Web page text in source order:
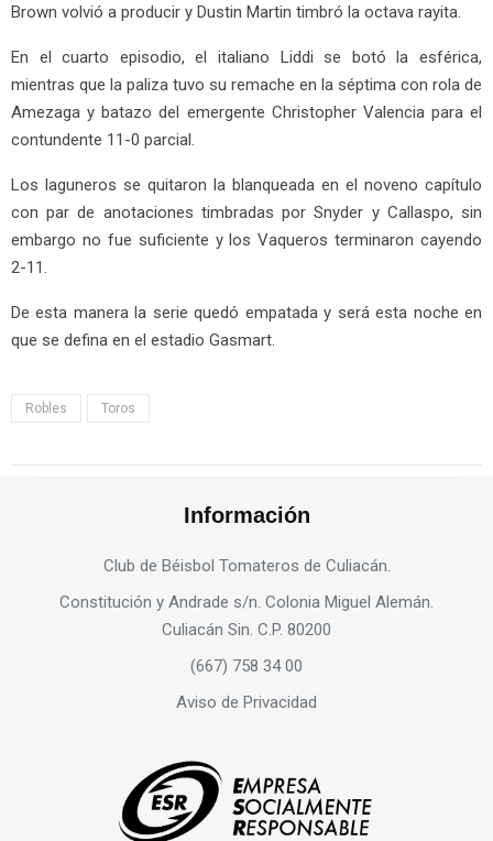
Brown volvió a producir y Dustin Martin timbró la octava rayita.
En el cuarto episodio, el italiano Liddi se botó la esférica,
mientras que la paliza tuvo su remache en la séptima con rola de
Amezaga y batazo del emergente Christopher Valencia para el
contundente 11-0 parcial.
Los laguneros se quitaron la blanqueada en el noveno capítulo
con par de anotaciones timbradas por Snyder y Callaspo, sin
embargo no fue suficiente y los Vaqueros terminaron cayendo
2-11.
De esta manera la serie quedó empatada y será esta noche en
que se defina en el estadio Gasmart.
Robles Toros
Información
Club de Béisbol Tomateros de Culiacán.
Constitución y Andrade s/n. Colonia Miguel Alemán.
Culiacán Sin. C.P. 80200
(667) 758 34 00
Aviso de Privacidad